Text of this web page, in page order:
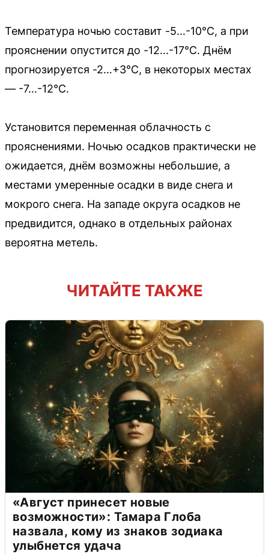
Температура ночью составит -5...-10°C, а при
прояснении опустится до -12...-17°C. Днём
прогнозируется -2…+3°C, в некоторых местах
— -7...-12°C.
Установится переменная облачность с
прояснениями. Ночью осадков практически не
ожидается, днём возможны небольшие, а
местами умеренные осадки в виде снега и
мокрого снега. На западе округа осадков не
предвидится, однако в отдельных районах
вероятна метель.
ЧИТАЙТЕ ТАКЖЕ
«Август принесет новые
возможности»: Тамара Глоба
назвала, кому из знаков зодиака
улыбнется удача